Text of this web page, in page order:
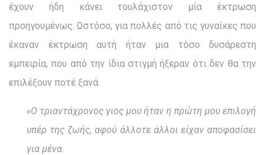
έχουν ήδη κάνει τουλάχιστον μία έκτρωση
προηγουμένως. Ωστόσο, για πολλές από τις γυναίκες που
έκαναν έκτρωση αυτή ήταν μια τόσο δυσάρεστη
εμπειρία, που από την ίδια στιγμή ήξεραν ότι δεν θα την
επιλέξουν ποτέ ξανά.
«Ο τριαντάχρονος γιος μου ήταν η πρώτη μου επιλογή
υπέρ της ζωής, αφού άλλοτε άλλοι είχαν αποφασίσει
για μένα.